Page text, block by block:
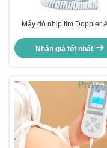
Máy dò nhịp tim Doppler
phòng khám
Nhận giá tốt nhất